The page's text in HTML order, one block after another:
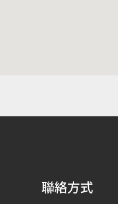
聯絡方式